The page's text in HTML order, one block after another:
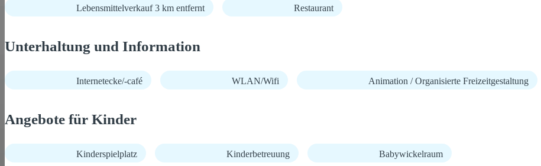
Lebensmittelverkauf 3 km entfernt Restaurant
Unterhaltung und Information
Internetecke/-café WLAN/Wifi Animation / Organisierte Freizeitgestaltung
Angebote für Kinder
Kinderspielplatz Kinderbetreuung Babywickelraum